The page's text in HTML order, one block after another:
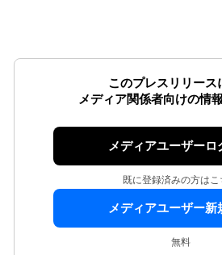
このプレスリリース
メディア関係者向けの情
メディアユーザーロ
既に登録済みの方はこ
メディアユーザー新
無料